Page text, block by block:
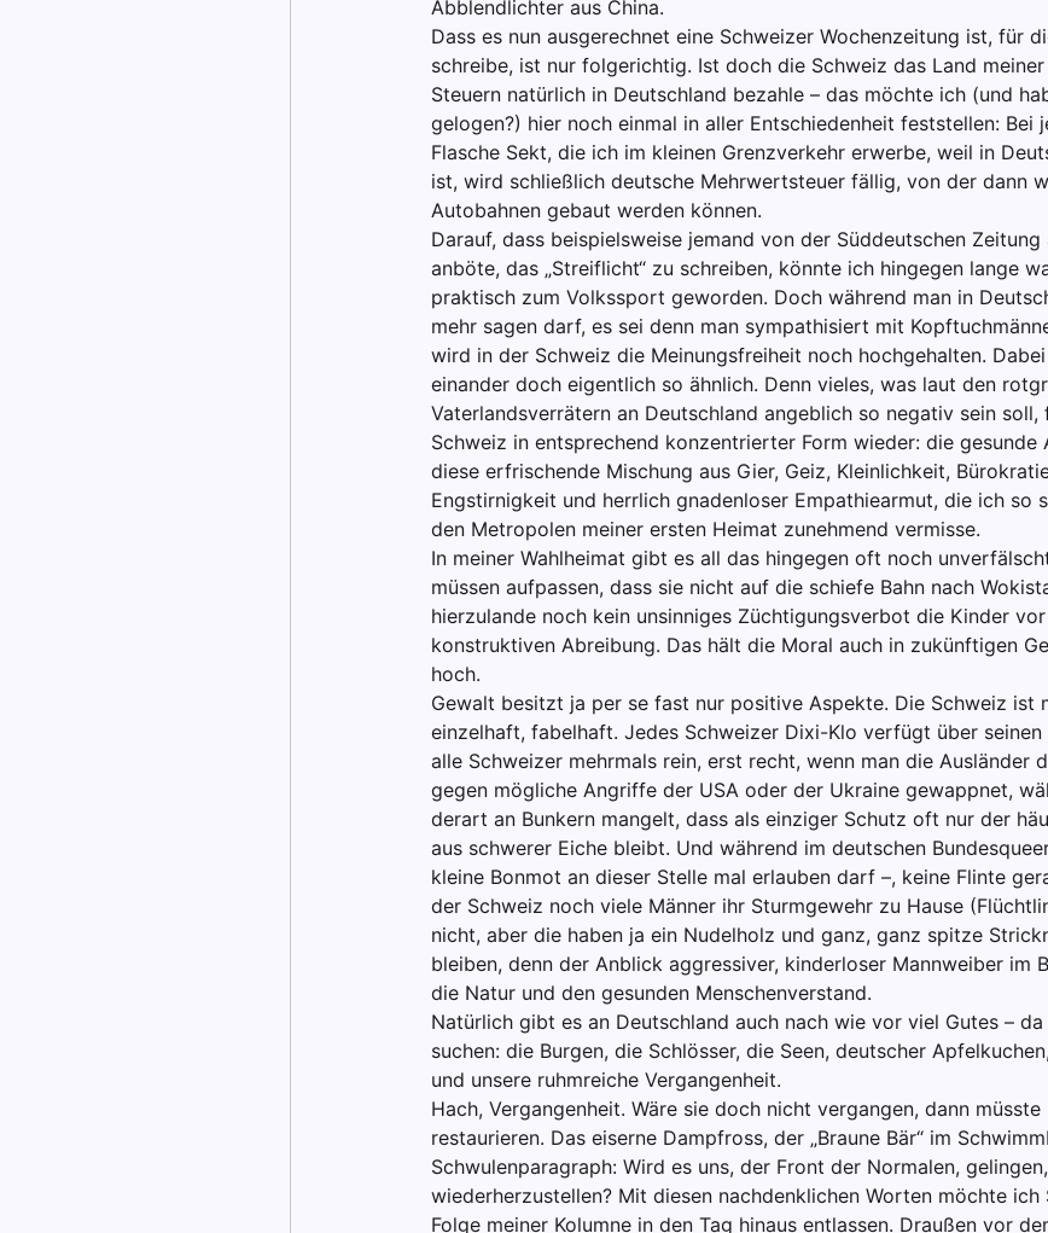
Abblendlichter aus China.
Dass es nun ausgerechnet eine Schweizer Wochenzeitung ist, für
schreibe, ist nur folgerichtig. Ist doch die Schweiz das Land meiner
Steuern natürlich in Deutschland bezahle – das möchte ich (und
gelogen?) hier noch einmal in aller Entschiedenheit feststellen: Bei
Flasche Sekt, die ich im kleinen Grenzverkehr erwerbe, weil in
ist, wird schließlich deutsche Mehrwertsteuer fällig, von der dann
Autobahnen gebaut werden können.
Darauf, dass beispielsweise jemand von der Süddeutschen
anböte, das „Streiflicht“ zu schreiben, könnte ich hingegen lange
praktisch zum Volkssport geworden. Doch während man in
mehr sagen darf, es sei denn man sympathisiert mit
wird in der Schweiz die Meinungsfreiheit noch hochgehalten.
einander doch eigentlich so ähnlich. Denn vieles, was laut den
Vaterlandsverrätern an Deutschland angeblich so negativ sein
Schweiz in entsprechend konzentrierter Form wieder: die gesunde
diese erfrischende Mischung aus Gier, Geiz, Kleinlichkeit,
Engstirnigkeit und herrlich gnadenloser Empathiearmut, die ich so
den Metropolen meiner ersten Heimat zunehmend vermisse.
In meiner Wahlheimat gibt es all das hingegen oft noch
müssen aufpassen, dass sie nicht auf die schiefe Bahn nach
hierzulande noch kein unsinniges Züchtigungsverbot die Kinder
konstruktiven Abreibung. Das hält die Moral auch in zukünftigen
hoch.
Gewalt besitzt ja per se fast nur positive Aspekte. Die Schweiz ist
einzelhaft, fabelhaft. Jedes Schweizer Dixi-Klo verfügt über seinen
alle Schweizer mehrmals rein, erst recht, wenn man die Ausländer
gegen mögliche Angriffe der USA oder der Ukraine gewappnet,
derart an Bunkern mangelt, dass als einziger Schutz oft nur der
aus schwerer Eiche bleibt. Und während im deutschen
kleine Bonmot an dieser Stelle mal erlauben darf –, keine Flinte
der Schweiz noch viele Männer ihr Sturmgewehr zu Hause
nicht, aber die haben ja ein Nudelholz und ganz, ganz spitze
bleiben, denn der Anblick aggressiver, kinderloser Mannweiber im
die Natur und den gesunden Menschenverstand.
Natürlich gibt es an Deutschland auch nach wie vor viel Gutes –
suchen: die Burgen, die Schlösser, die Seen, deutscher
und unsere ruhmreiche Vergangenheit.
Hach, Vergangenheit. Wäre sie doch nicht vergangen, dann
restaurieren. Das eiserne Dampfross, der „Braune Bär“ im
Schwulenparagraph: Wird es uns, der Front der Normalen,
wiederherzustellen? Mit diesen nachdenklichen Worten möchte ich
Folge meiner Kolumne in den Tag hinaus entlassen. Draußen vor